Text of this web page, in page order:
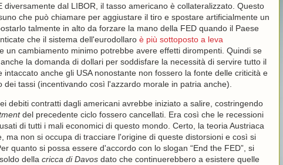
dal LIBOR, il tasso americano è collateralizzato. Questo
che può chiamare per aggiustare il tiro e spostare artificialmente un
talmente in alto da forzare la mano della FED quando il Paese
che il sistema dell'eurodollaro è più sottoposto a leva
un cambiamento minimo potrebbe avere effetti dirompenti. Quindi se
la domanda di dollari per soddisfare la necessità di servire tutto il
anche gli USA nonostante non fossero la fonte delle criticità e
tassi (incentivando così l'azzardo morale in patria anche).
debiti contratti dagli americani avrebbe iniziato a salire, costringendo
del precedente ciclo fossero cancellati. Era così che le recessioni
di tutti i mali economici di questo mondo. Certo, la teoria Austriaca
ma non si occupa di tracciare l'origine di queste distorsioni e così si
quanto si possa essere d'accordo con lo slogan “End the FED”, si
della cricca di Davosdato che continuerebbero a esistere quelle